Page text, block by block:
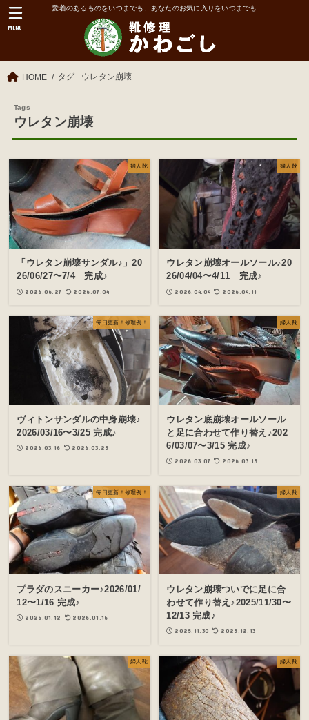
愛着のあるものをいつまでも、あなたのお気に入りをいつまでも
MENU
HOME タグ : ウレタン崩壊
ウレタン崩壊
婦人靴
「ウレタン崩壊サンダル♪」20
26/06/27〜7/4 完成♪
2026.06.27 2026.07.04
婦人靴
ウレタン崩壊オールソール♪20
26/04/04〜4/11 完成♪
2026.04.04 2026.04.11
毎日更新！修理例！
ヴィトンサンダルの中身崩壊♪
2026/03/16〜3/25 完成♪
2026.03.16 2026.03.25
婦人靴
ウレタン底崩壊オールソール
と足に合わせて作り替え♪202
6/03/07〜3/15 完成♪
2026.03.07 2026.03.15
毎日更新！修理例！
プラダのスニーカー♪2026/01/
12〜1/16 完成♪
2026.01.12 2026.01.16
婦人靴
ウレタン崩壊ついでに足に合
わせて作り替え♪2025/11/30〜
12/13 完成♪
2025.11.30 2025.12.13
婦人靴 婦人靴